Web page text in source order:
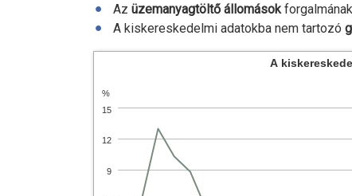
Az üzemanyagtöltő állomások
A kiskereskedelmi adatokba nem tartozó
%
A
9
12
15